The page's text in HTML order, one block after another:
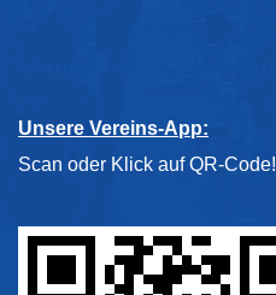
Unsere Vereins-App:
Scan oder Klick auf QR-Code!